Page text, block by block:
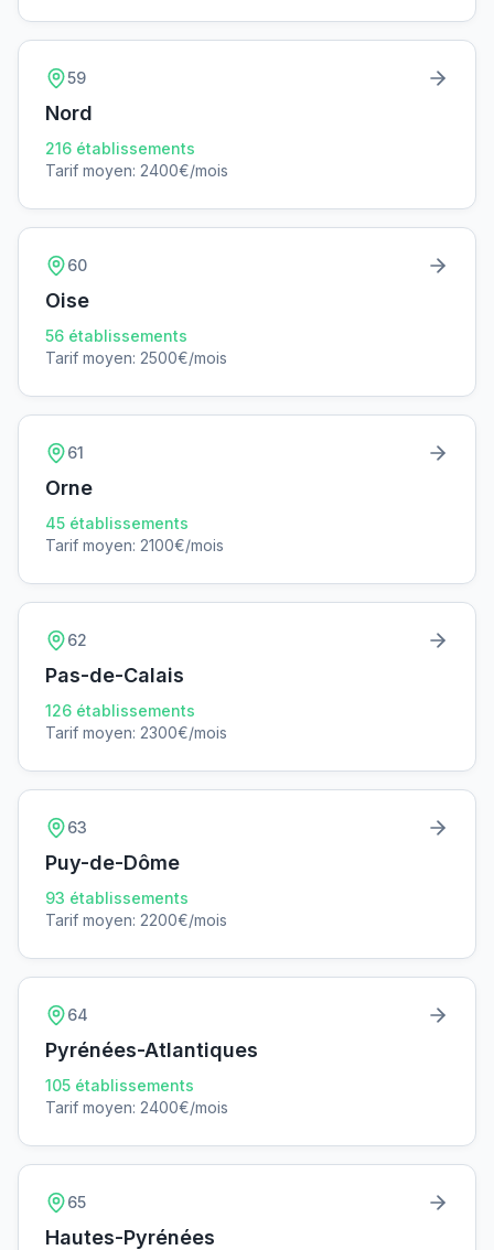
59
Nord
216 établissements
Tarif moyen: 2400€/mois
60
Oise
56 établissements
Tarif moyen: 2500€/mois
61
Orne
45 établissements
Tarif moyen: 2100€/mois
62
Pas-de-Calais
126 établissements
Tarif moyen: 2300€/mois
63
Puy-de-Dôme
93 établissements
Tarif moyen: 2200€/mois
64
Pyrénées-Atlantiques
105 établissements
Tarif moyen: 2400€/mois
65
Hautes-Pyrénées